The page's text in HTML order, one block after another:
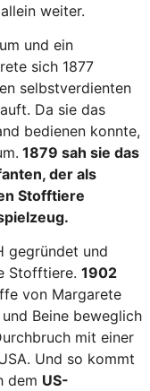
weiter.
und ein
sich 1877
selbstverdienten
Da sie das
bedienen konnte,
1879 sah sie das
der als
Stofftiere
gegründet und
Stofftiere. 1902
von Margarete
Beine beweglich
mit einer
Und so kommt
dem US-